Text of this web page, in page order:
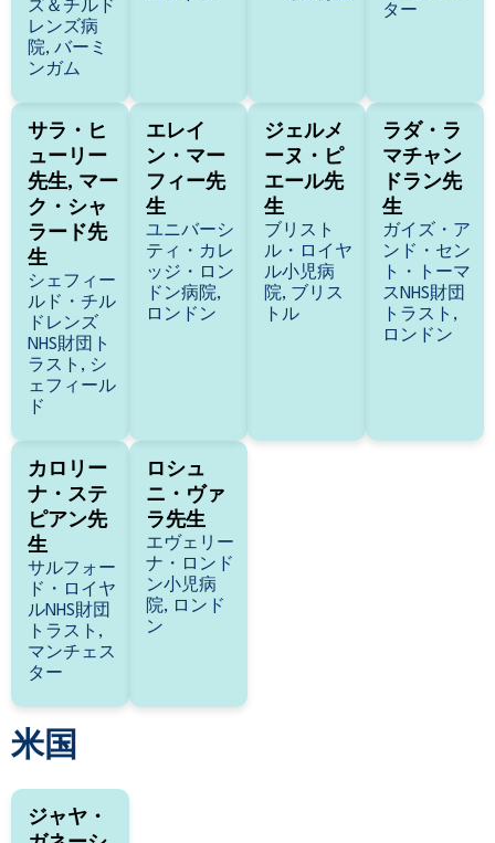
ズ＆チルド
レンズ病
院, バーミ
ンガム
ター
サラ・ヒ
ューリー
先生, マー
ク・シャ
ラード先
生
シェフィー
ルド・チル
ドレンズ
NHS財団ト
ラスト, シ
ェフィール
ド
エレイ
ン・マー
フィー先
生
ユニバーシ
ティ・カレ
ッジ・ロン
ドン病院,
ロンドン
ジェルメ
ーヌ・ピ
エール先
生
ブリスト
ル・ロイヤ
ル小児病
院, ブリス
トル
ラダ・ラ
マチャン
ドラン先
生
ガイズ・ア
ンド・セン
ト・トーマ
スNHS財団
トラスト,
ロンドン
カロリー
ナ・ステ
ピアン先
生
サルフォー
ド・ロイヤ
ルNHS財団
トラスト,
マンチェス
ター
ロシュ
ニ・ヴァ
ラ先生
エヴェリー
ナ・ロンド
ン小児病
院, ロンド
ン
米国
ジャヤ・